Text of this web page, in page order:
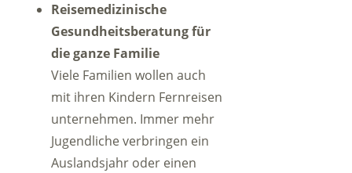
Reisemedizinische
Gesundheitsberatung für
die ganze Familie
Viele Familien wollen auch
mit ihren Kindern Fernreisen
unternehmen. Immer mehr
Jugendliche verbringen ein
Auslandsjahr oder einen